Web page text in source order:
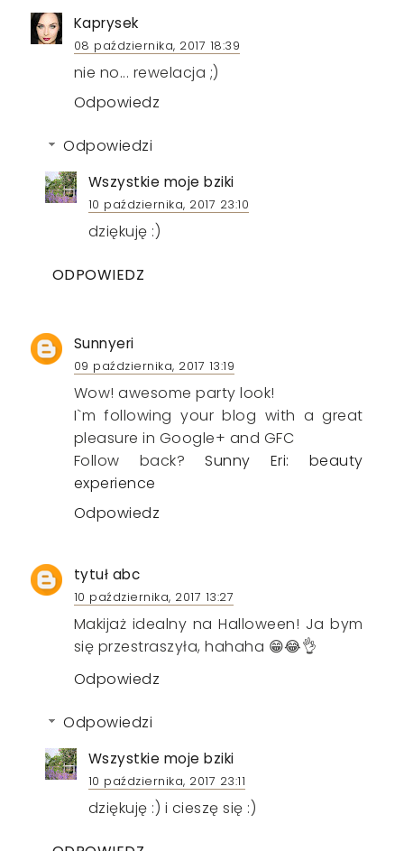
Kaprysek
08 października, 2017 18:39
nie no... rewelacja ;)
Odpowiedz
Odpowiedzi
Wszystkie moje bziki
10 października, 2017 23:10
dziękuję :)
ODPOWIEDZ
Sunnyeri
09 października, 2017 13:19
Wow! awesome party look!
I`m following your blog with a great
pleasure in Google+ and GFC
Follow back?Sunny Eri: beauty
experience
Odpowiedz
tytuł abc
10 października, 2017 13:27
Makijaż idealny na Halloween! Ja bym
się przestraszyła, hahaha 😁😂👌
Odpowiedz
Odpowiedzi
Wszystkie moje bziki
10 października, 2017 23:11
dziękuję :) i cieszę się :)